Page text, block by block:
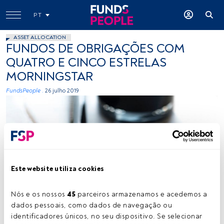
Este website utiliza cookies
Nós e os nossos 45 parceiros armazenamos e acedemos a
dados pessoais, como dados de navegação ou
identificadores únicos, no seu dispositivo. Se selecionar
PT
ASSET ALLOCATION
FUNDOS DE OBRIGAÇÕES COM
QUATRO E CINCO ESTRELAS
MORNINGSTAR
FundsPeople . 26 julho 2019
Tempo de leitura: 1 min.